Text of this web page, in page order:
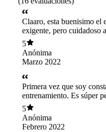
Claaro, esta buenisimo el
exigente, pero cuidadoso
atenta en los ejercios y se
5
Anónima
Marzo 2022
Primera vez que soy
entrenamiento. Es súper
encanta que vayamos de
sean los ejercicios bien
Y lo dice una eterna
5
Anónima
Febrero 2022